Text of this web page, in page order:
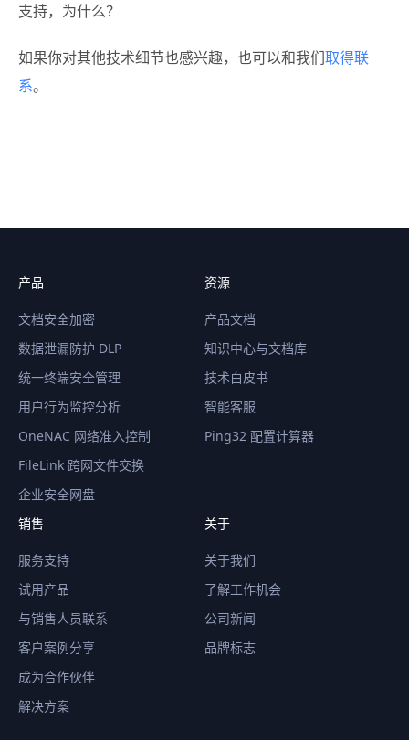
支持，为什么？
如果你对其他技术细节也感兴趣，也可以和我们取得联
系。
产品
文档安全加密
数据泄漏防护 DLP
统一终端安全管理
用户行为监控分析
OneNAC 网络准入控制
FileLink 跨网文件交换
企业安全网盘
资源
产品文档
知识中心与文档库
技术白皮书
智能客服
Ping32 配置计算器
销售
服务支持
试用产品
与销售人员联系
客户案例分享
成为合作伙伴
解决方案
关于
关于我们
了解工作机会
公司新闻
品牌标志